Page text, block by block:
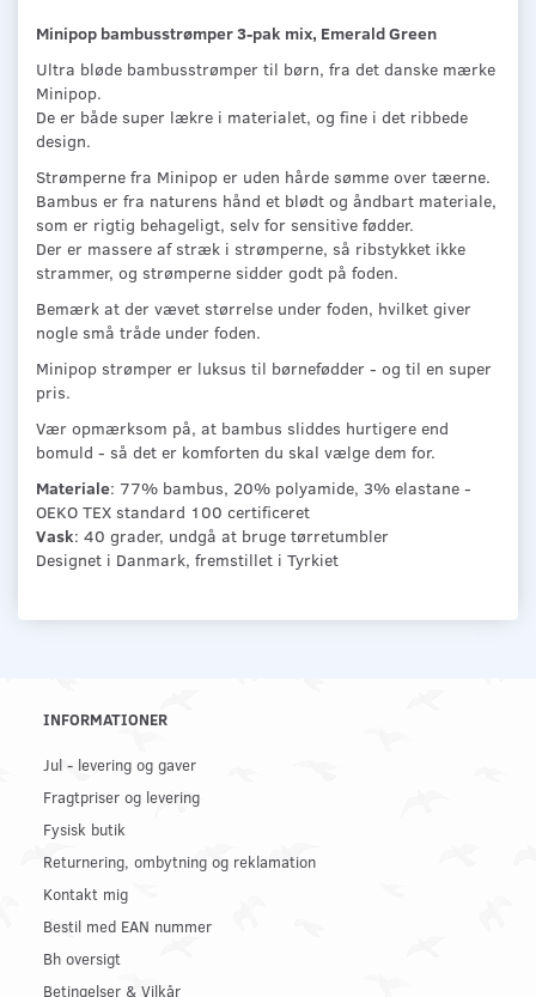
Minipop bambusstrømper 3-pak mix, Emerald Green
Ultra bløde bambusstrømper til børn, fra det danske mærke
Minipop.
De er både super lækre i materialet, og fine i det ribbede
design.
Strømperne fra Minipop er uden hårde sømme over tæerne.
Bambus er fra naturens hånd et blødt og åndbart materiale,
som er rigtig behageligt, selv for sensitive fødder.
Der er massere af stræk i strømperne, så ribstykket ikke
strammer, og strømperne sidder godt på foden.
Bemærk at der vævet størrelse under foden, hvilket giver
nogle små tråde under foden.
Minipop strømper er luksus til børnefødder - og til en super
pris.
Vær opmærksom på, at bambus sliddes hurtigere end
bomuld - så det er komforten du skal vælge dem for.
Materiale: 77% bambus, 20% polyamide, 3% elastane -
OEKO TEX standard 100 certificeret
Vask: 40 grader, undgå at bruge tørretumbler
Designet i Danmark, fremstillet i Tyrkiet
INFORMATIONER
Jul - levering og gaver
Fragtpriser og levering
Fysisk butik
Returnering, ombytning og reklamation
Kontakt mig
Bestil med EAN nummer
Bh oversigt
Betingelser & Vilkår